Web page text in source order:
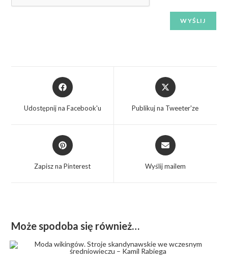
Udostępnij na Facebook'u Publikuj na Tweeter'ze
Zapisz na Pinterest Wyślij mailem
Może spodoba się również…